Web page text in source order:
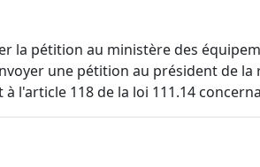
la pétition au ministère des
une pétition au président de
l'article 118 de la loi 111.14